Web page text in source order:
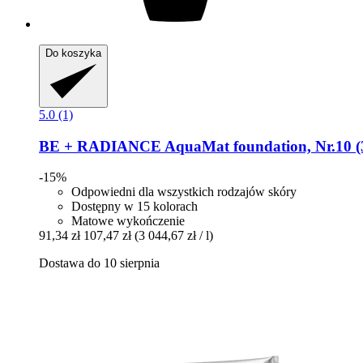
Do koszyka
5.0 (1)
BE + RADIANCE AquaMat foundation, Nr.10
-15%
Odpowiedni dla wszystkich rodzajów skóry
Dostępny w 15 kolorach
Matowe wykończenie
91,34 zł 107,47 zł (3 044,67 zł / l)
Dostawa do 10 sierpnia